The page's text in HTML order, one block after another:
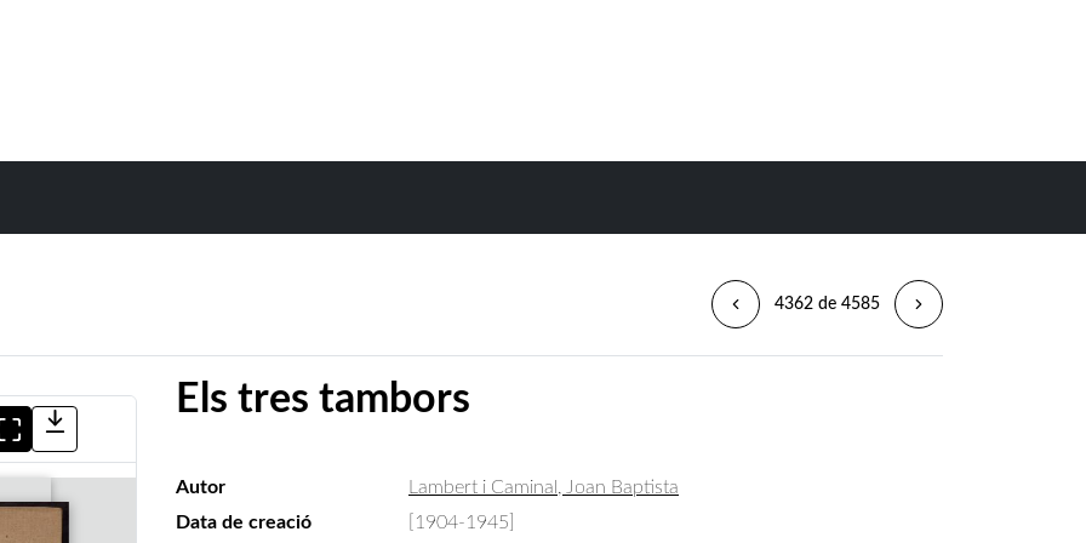
4362 de 4585
Els tres tambors
Autor
Lambert i Caminal, Joan Baptista
Data de creació
[1904-1945]